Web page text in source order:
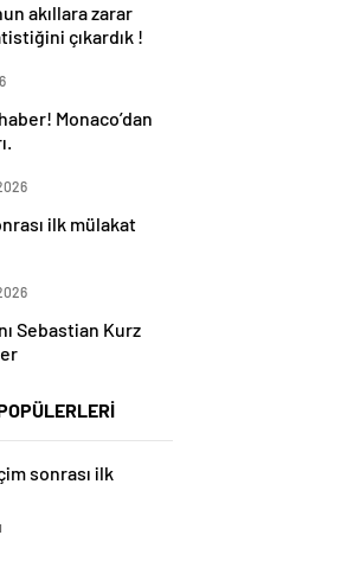
akıllara zarar
çıkardık !
Monaco’dan
ilk mülakat
Sebastian Kurz
sonrası ilk